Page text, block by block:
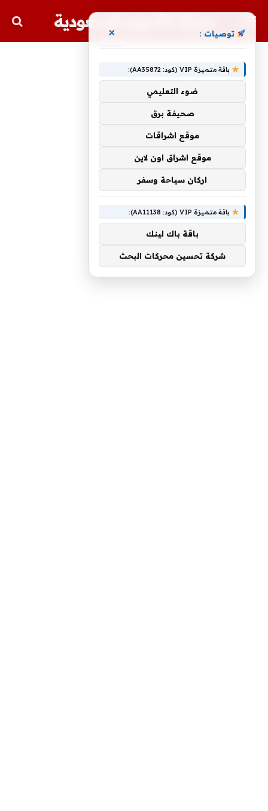
مجلة الأسهم السعودية
توصيات : ×
باقة متميزة VIP (كود: AA35872):
ضوء التعليمي
صحيفة برق
موقع اشراقات
موقع اشراق اون لاين
اركان سياحة وسفر
باقة متميزة VIP (كود: AA11138):
باقة باك لينك
شركة تحسين محركات البحث